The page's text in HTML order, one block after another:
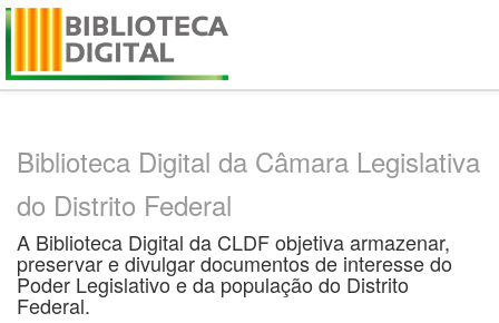
Skip
Biblioteca Digital da Câmara Legislativa
do Distrito Federal
A Biblioteca Digital da CLDF objetiva armazenar,
preservar e divulgar documentos de interesse do
Poder Legislativo e da população do Distrito
Federal.